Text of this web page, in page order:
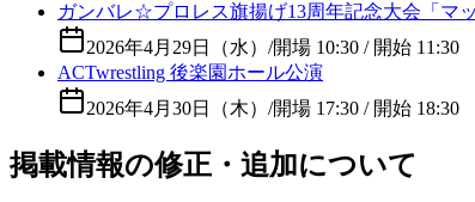
ガンバレ☆プロレス旗揚げ13周年記念大会「マ
2026年4月29日（水） /開場 10:30 / 開始 11:30
ACTwrestling 後楽園ホール公演
2026年4月30日（木） /開場 17:30 / 開始 18:30
掲載情報の修正・追加について